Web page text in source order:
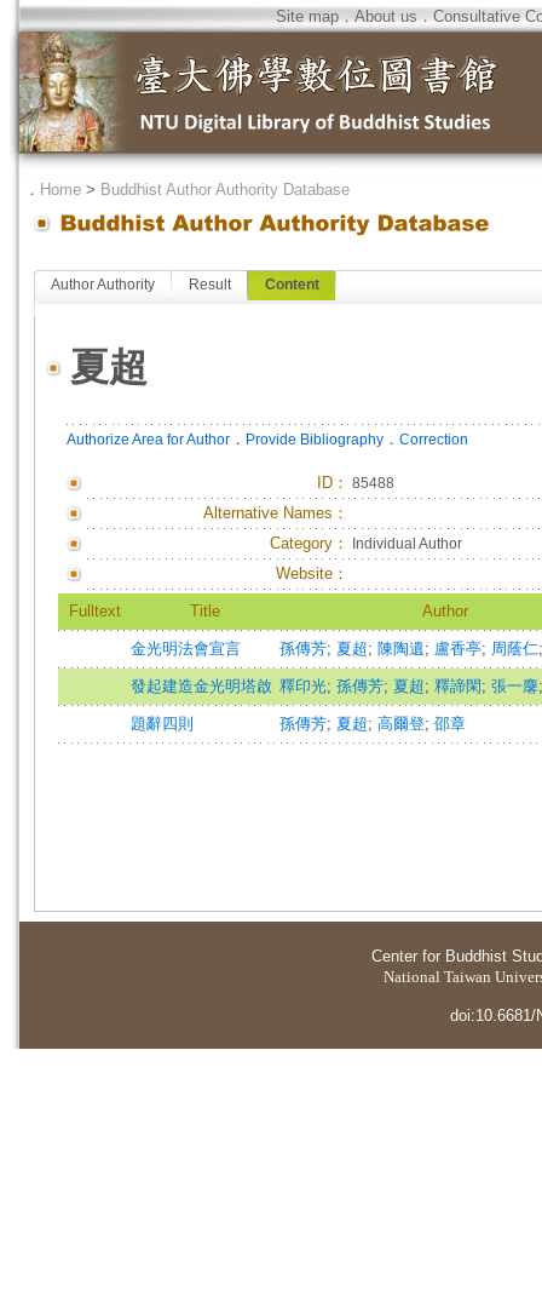
Site map．About us．Consultative
． Home > Buddhist Author Authority Database
Author Authority Result Content
夏超
Authorize Area for Author ． Provide Bibliography ． Correction
ID ： 85488
Alternative Names：
Category：
Individual Author
Website：
Fulltext Title Author
金光明法會宣言 孫傳芳; 夏超; 陳陶遺; 盧香亭; 周蔭仁
發起建造金光明塔啟 釋印光; 孫傳芳; 夏超; 釋諦閑 ; 張一麐
題辭四則 孫傳芳; 夏超; 高爾登; 邵章
Center for Buddhist
National Taiwan
doi:10.6681/